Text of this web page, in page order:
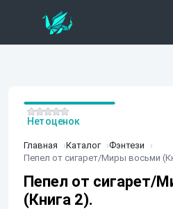
Главная Каталог
Фэнтези
Пепел от сигарет/Миры восьми
Пепел от сигарет/
(Книга 2).
Нет оценок